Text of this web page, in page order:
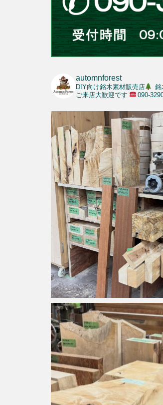
automnforest
DIY向け銘木素材販売店 銘
ご来店大歓迎です
090-